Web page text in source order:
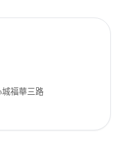
福華三路